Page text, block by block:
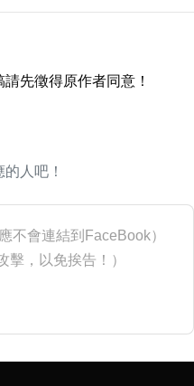
先徵得原作者同意！
人吧！
不會連結到FaceBook）
擊，以免挨告！）